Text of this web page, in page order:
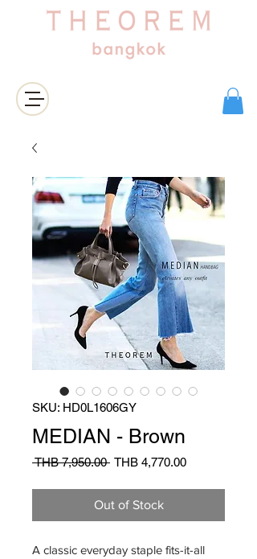
SKU: HD0L1606GY
MEDIAN - Brown
THB 7,950.00 Regular
THB 4,770.00Sale
Out of Stock
A classic everyday staple fits-it-all